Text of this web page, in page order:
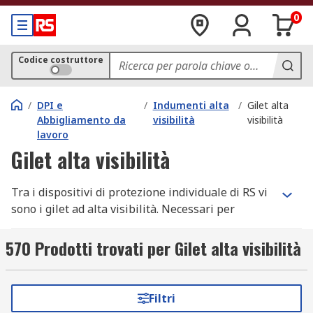
0
Codice costruttore
/ DPI e
Abbigliamento da
lavoro
/ Indumenti alta
visibilità
/ Gilet alta
visibilità
Gilet alta visibilità
Tra i dispositivi di protezione individuale di RS vi
sono i gilet ad alta visibilità. Necessari per
svolgimento di attività anche nellecondizioni
più critiche, sono l’alleato di cui avete bisogno.
comfort e grande vestibilità, sono lavabili e
forniti in una vasta gamma di design per
570 Prodotti trovati per Gilet alta visibilità
Filtri